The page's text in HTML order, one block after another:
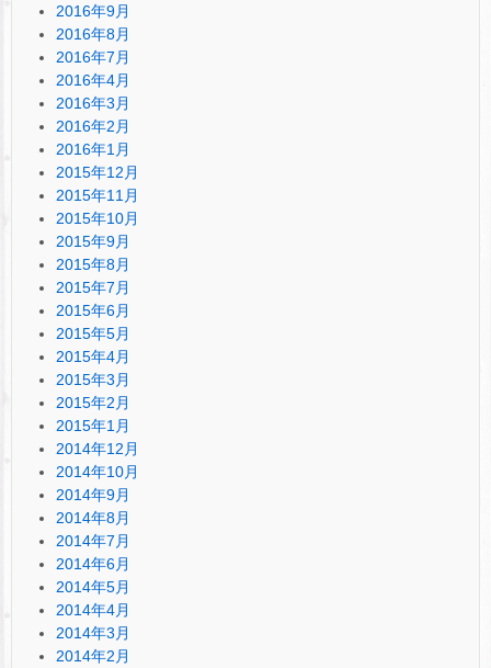
2016年9月
2016年8月
2016年7月
2016年4月
2016年3月
2016年2月
2016年1月
2015年12月
2015年11月
2015年10月
2015年9月
2015年8月
2015年7月
2015年6月
2015年5月
2015年4月
2015年3月
2015年2月
2015年1月
2014年12月
2014年10月
2014年9月
2014年8月
2014年7月
2014年6月
2014年5月
2014年4月
2014年3月
2014年2月